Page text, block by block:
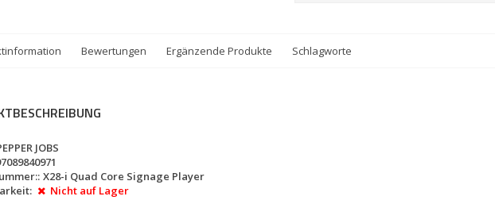
Bewertungen Ergänzende Produkte Schlagworte
JOBS
X28-i Quad Core Signage Player
Nicht auf Lager